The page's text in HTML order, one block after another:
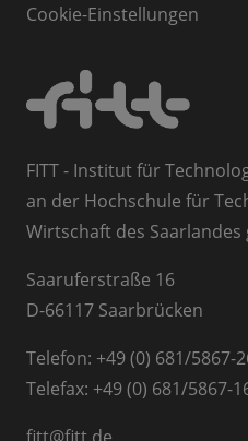
Cookie-Einstellungen
FITT - Institut für
an der Hochschule für
Wirtschaft des Saarlandes
Saaruferstraße 16
D-66117 Saarbrücken
Telefon: +49 (0) 681/5867-
Telefax: +49 (0) 681/5867-
fitt@fitt.de